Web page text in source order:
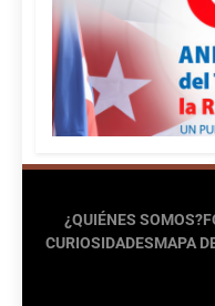
¿QUIÉNES SOMOS?
CURIOSIDADESMAPA